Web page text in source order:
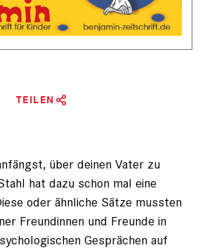
TEILEN
über deinen Vater zu
hat dazu schon mal eine
oder ähnliche Sätze mussten
Freundinnen und Freunde in
Gesprächen auf